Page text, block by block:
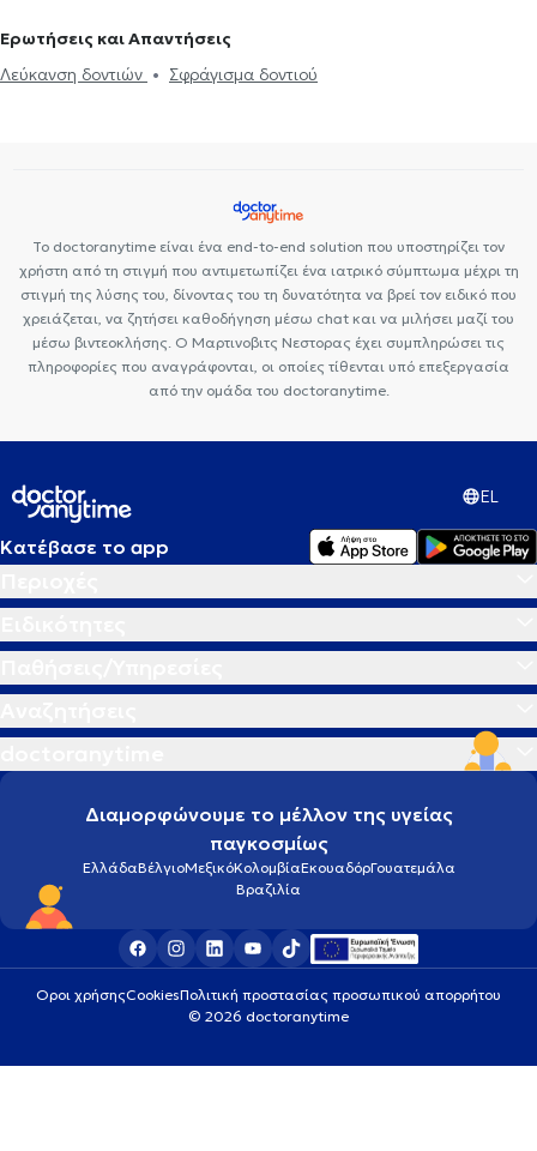
Ερωτήσεις και Απαντήσεις
Λεύκανση δοντιών
Σφράγισμα δοντιού
Το doctoranytime είναι ένα end-to-end solution που υποστηρίζει τον
χρήστη από τη στιγμή που αντιμετωπίζει ένα ιατρικό σύμπτωμα μέχρι τη
στιγμή της λύσης του, δίνοντας του τη δυνατότητα να βρεί τον ειδικό που
χρειάζεται, να ζητήσει καθοδήγηση μέσω chat και να μιλήσει μαζί του
μέσω βιντεοκλήσης. Ο Μαρτινοβιτς Νεστορας έχει συμπληρώσει τις
πληροφορίες που αναγράφονται, οι οποίες τίθενται υπό επεξεργασία
από την ομάδα του doctoranytime.
EL
Κατέβασε το app
Διαμορφώνουμε το μέλλον της υγείας
παγκοσμίως
ΕλλάδαΒέλγιοΜεξικόΚολομβίαΕκουαδόρΓουατεμάλα
Βραζιλία
Οροι χρήσηςCookiesΠολιτική προστασίας προσωπικού απορρήτου
© 2026 doctoranytime